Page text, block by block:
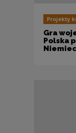
Projekty
Gra
Polska